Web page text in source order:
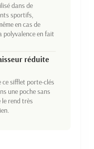
dans de
sportifs,
en cas de
en fait
réduite
ce sifflet porte-clés
une poche sans
le rend très